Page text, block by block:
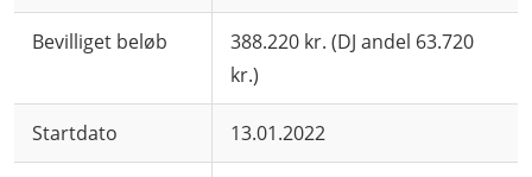
Bevilliget beløb
388.220 kr. (DJ andel 63.720
kr.)
Startdato 13.01.2022